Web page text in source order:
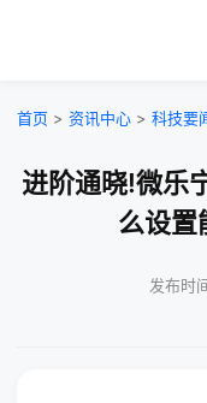
首页 > 资讯中心 > 科技要
进阶通晓!微乐
么设置
发布时